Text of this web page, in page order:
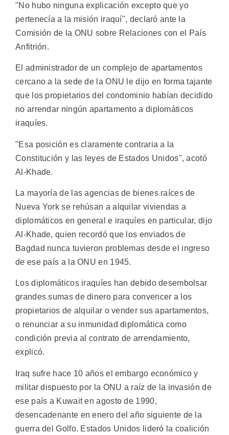
"No hubo ninguna explicación excepto que yo
pertenecía a la misión iraquí", declaró ante la
Comisión de la ONU sobre Relaciones con el País
Anfitrión.
El administrador de un complejo de apartamentos
cercano a la sede de la ONU le dijo en forma tajante
que los propietarios del condominio habían decidido
no arrendar ningún apartamento a diplomáticos
iraquíes.
"Esa posición es claramente contraria a la
Constitución y las leyes de Estados Unidos", acotó
Al-Khade.
La mayoría de las agencias de bienes raíces de
Nueva York se rehúsan a alquilar viviendas a
diplomáticos en general e iraquíes en particular, dijo
Al-Khade, quien recordó que los enviados de
Bagdad nunca tuvieron problemas desde el ingreso
de ese país a la ONU en 1945.
Los diplomáticos iraquíes han debido desembolsar
grandes sumas de dinero para convencer a los
propietarios de alquilar o vender sus apartamentos,
o renunciar a su inmunidad diplomática como
condición previa al contrato de arrendamiento,
explicó.
Iraq sufre hace 10 años el embargo económico y
militar dispuesto por la ONU a raíz de la invasión de
ese país a Kuwait en agosto de 1990,
desencadenante en enero del año siguiente de la
guerra del Golfo. Estados Unidos lideró la coalición